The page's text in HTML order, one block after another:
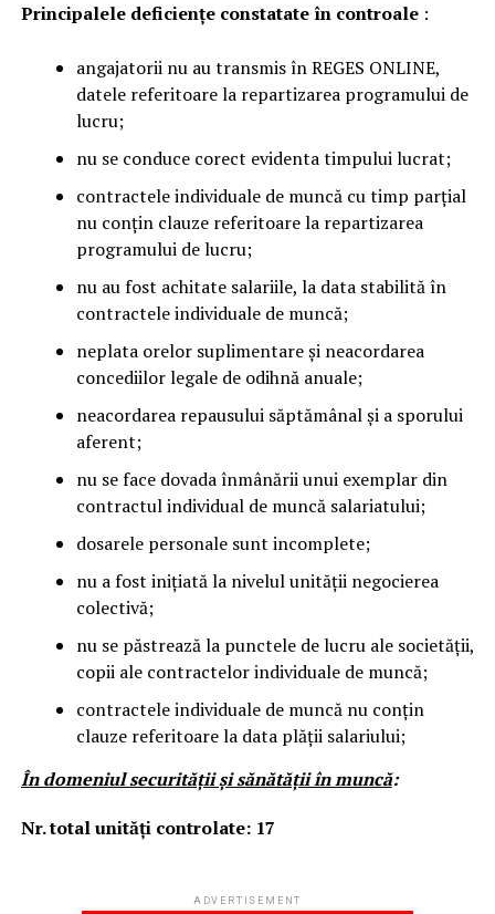
Principalele deficienţe constatate în controale:
angajatorii nu au transmis în REGES ONLINE,
datele referitoare la repartizarea programului de
lucru;
nu se conduce corect evidenta timpului lucrat;
contractele individuale de muncă cu timp parțial
nu conțin clauze referitoare la repartizarea
programului de lucru;
nu au fost achitate salariile, la data stabilită în
contractele individuale de muncă;
neplata orelor suplimentare și neacordarea
concediilor legale de odihnă anuale;
neacordarea repausului săptămânal și a sporului
aferent;
nu se face dovada înmânării unui exemplar din
contractul individual de muncă salariatului;
dosarele personale sunt incomplete;
nu a fost inițiată la nivelul unității negocierea
colectivă;
nu se păstrează la punctele de lucru ale societății,
copii ale contractelor individuale de muncă;
contractele individuale de muncă nu conțin
clauze referitoare la data plății salariului;
În domeniul securităţii şi sănătăţii în muncă:
Nr. total unităţi controlate: 17
ADVERTISEMENT